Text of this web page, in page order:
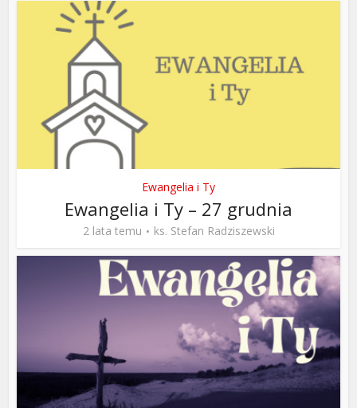
Ewangelia i Ty
Ewangelia i Ty – 27 grudnia
2 lata temu ks. Stefan Radziszewski